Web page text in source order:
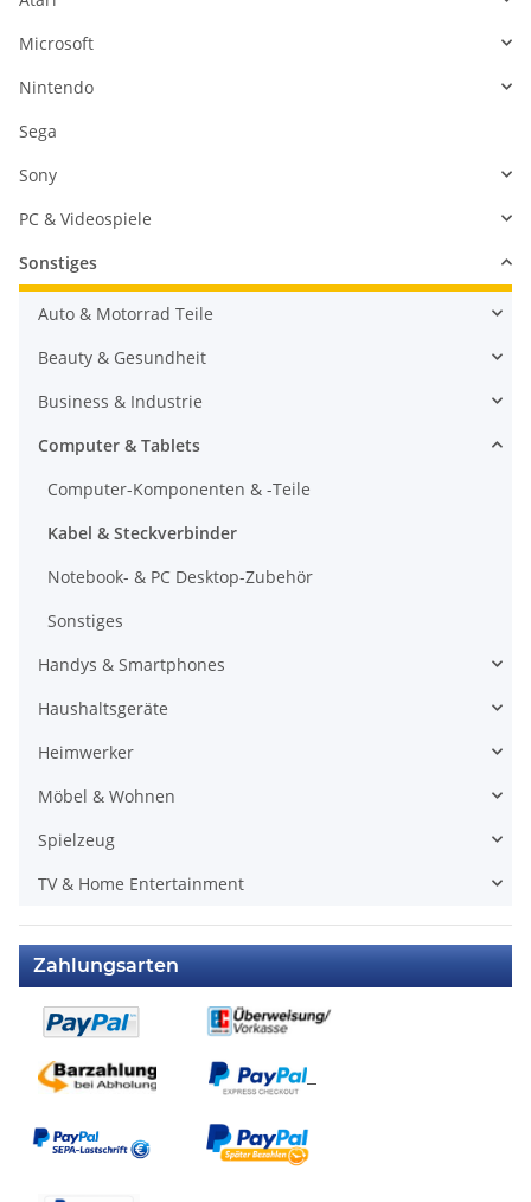
Microsoft
Nintendo
Sega
Sony
PC & Videospiele
Sonstiges
Auto & Motorrad Teile
Beauty & Gesundheit
Business & Industrie
Computer & Tablets
Computer-Komponenten & -Teile
Kabel & Steckverbinder
Notebook- & PC Desktop-Zubehör
Sonstiges
Handys & Smartphones
Haushaltsgeräte
Heimwerker
Möbel & Wohnen
Spielzeug
TV & Home Entertainment
Zahlungsarten